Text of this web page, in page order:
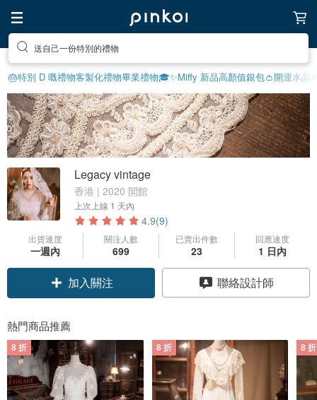
享受療癒的放鬆生活
🎂特別 D 嘅禮物客製化禮物畢業禮物🎓✨Miffy 新品高顏值銀包👛開運水晶
Legacy vintage
香港 | 2020 開館
上次上線 1 天內
4.9(9)
出貨速度
一週內
關注人數
699
已賣出件數
23
回應速度
1 日內
加入關注 聯絡設計師
熱門商品推薦
8 折 8 折 8 折